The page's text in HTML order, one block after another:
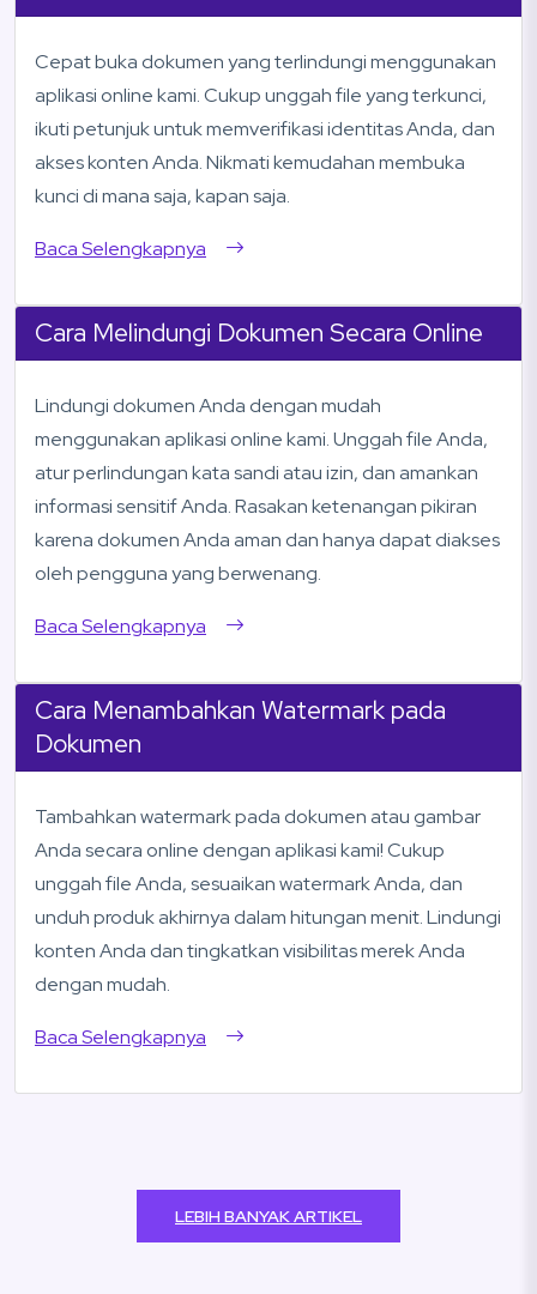
Cepat buka dokumen yang terlindungi menggunakan
aplikasi online kami. Cukup unggah file yang terkunci,
ikuti petunjuk untuk memverifikasi identitas Anda, dan
akses konten Anda. Nikmati kemudahan membuka
kunci di mana saja, kapan saja.
Baca Selengkapnya
Cara Melindungi Dokumen Secara Online
Lindungi dokumen Anda dengan mudah
menggunakan aplikasi online kami. Unggah file Anda,
atur perlindungan kata sandi atau izin, dan amankan
informasi sensitif Anda. Rasakan ketenangan pikiran
karena dokumen Anda aman dan hanya dapat diakses
oleh pengguna yang berwenang.
Baca Selengkapnya
Cara Menambahkan Watermark pada
Dokumen
Tambahkan watermark pada dokumen atau gambar
Anda secara online dengan aplikasi kami! Cukup
unggah file Anda, sesuaikan watermark Anda, dan
unduh produk akhirnya dalam hitungan menit. Lindungi
konten Anda dan tingkatkan visibilitas merek Anda
dengan mudah.
Baca Selengkapnya
LEBIH BANYAK ARTIKEL